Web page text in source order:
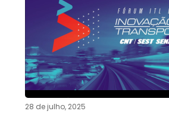
28 de julho, 2025